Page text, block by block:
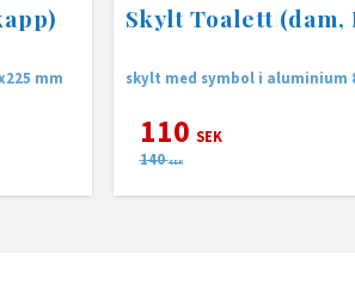
mm
Skylt Toalett
skylt med symbol i aluminium
110 SEK
140 SEK